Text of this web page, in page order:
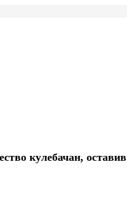
кулебачан,